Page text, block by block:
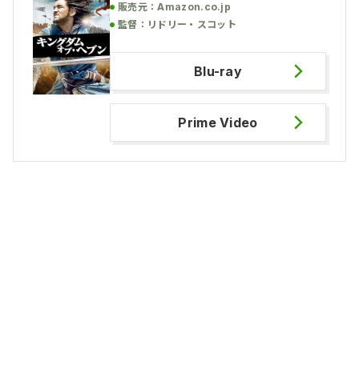
販売元：Amazon.co.jp
監督：リドリー・スコット
Blu-ray
Prime Video